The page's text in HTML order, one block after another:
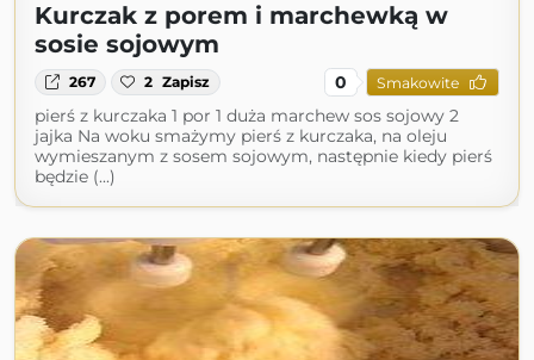
Kurczak z porem i marchewką w
sosie sojowym
267 2 Zapisz 0 Smakowite
pierś z kurczaka 1 por 1 duża marchew sos sojowy 2
jajka Na woku smażymy pierś z kurczaka, na oleju
wymieszanym z sosem sojowym, następnie kiedy pierś
będzie (...)